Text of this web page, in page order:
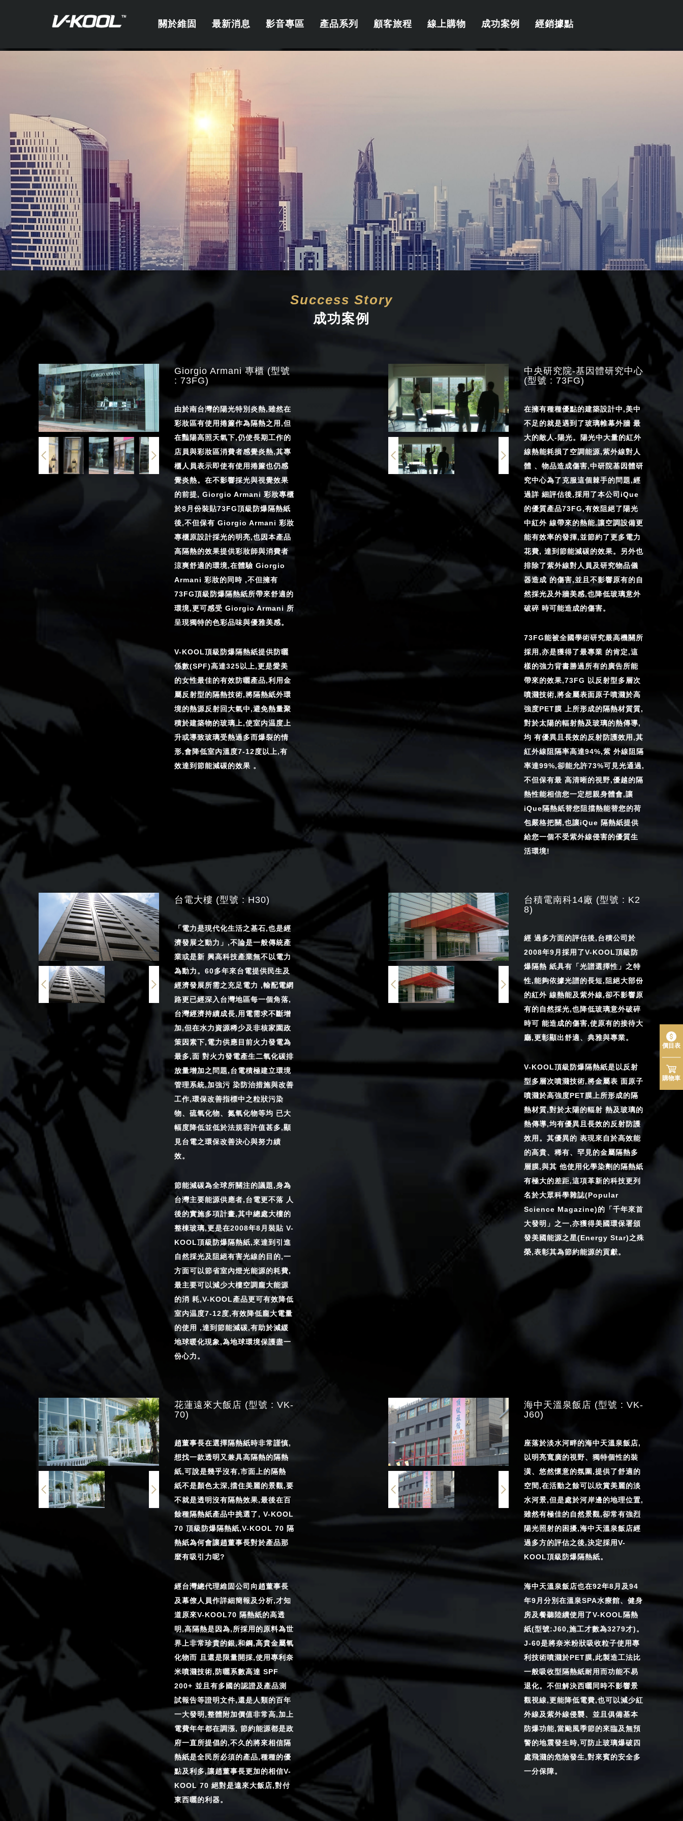
關於維固 最新消息 影音專區 產品系列 顧客旅程 線上購物 成功案例 經銷據點
Success Story
成功案例
Giorgio Armani 專櫃 (型號
: 73FG)
由於南台灣的陽光特別炎熱,雖然在
彩妝區有使用捲簾作為隔熱之用,但
在豔陽高照天氣下,仍使長期工作的
店員與彩妝區消費者感覺炎熱,其專
櫃人員表示即使有使用捲簾也仍感
覺炎熱。在不影響採光與視覺效果
的前提, Giorgio Armani 彩妝專櫃
於8月份裝貼73FG頂級防爆隔熱紙
後,不但保有 Giorgio Armani 彩妝
專櫃原設計採光的明亮,也因本產品
高隔熱的效果提供彩妝師與消費者
涼爽舒適的環境,在體驗 Giorgio
Armani 彩妝的同時 ,不但擁有
73FG頂級防爆隔熱紙所帶來舒適的
環境,更可感受 Giorgio Armani 所
呈現獨特的色彩品味與優雅美感。
V-KOOL頂級防爆隔熱紙提供防曬
係數(SPF)高達325以上,更是愛美
的女性最佳的有效防曬產品,利用金
屬反射型的隔熱技術,將隔熱紙外環
境的熱源反射回大氣中,避免熱量聚
積於建築物的玻璃上,使室内温度上
升或導致玻璃受熱過多而爆裂的情
形,會降低室內溫度7-12度以上,有
效達到節能減碳的效果 。
中央研究院-基因體研究中心
(型號 : 73FG)
在擁有種種優點的建築設計中,美中
不足的就是遇到了玻璃帷幕外牆 最
大的敵人-陽光。陽光中大量的紅外
線熱能耗損了空調能源,紫外線對人
體 、物品造成傷害,中研院基因體研
究中心為了克服這個棘手的問題,經
過詳 細評估後,採用了本公司iQue
的優質產品73FG,有效阻絕了陽光
中紅外 線帶來的熱能,讓空調設備更
能有效率的發揮,並節約了更多電力
花費, 達到節能減碳的效果。另外也
排除了紫外線對人員及研究物品儀
器造成 的傷害,並且不影響原有的自
然採光及外牆美感,也降低玻璃意外
破碎 時可能造成的傷害。
73FG能被全國學術研究最高機關所
採用,亦是獲得了最專業 的肯定,這
樣的強力背書勝過所有的廣告所能
帶來的效果,73FG 以反射型多層次
噴濺技術,將金屬表面原子噴濺於高
強度PET膜 上所形成的隔熱材質質,
對於太陽的輻射熱及玻璃的熱傳導,
均 有優異且長效的反射防護效用,其
紅外線阻隔率高達94%,紫 外線阻隔
率達99%,卻能允許73%可見光通過,
不但保有最 高清晰的視野,優越的隔
熱性能相信您一定想親身體會,讓
iQue隔熱紙替您阻擋熱能替您的荷
包嚴格把關,也讓iQue 隔熱紙提供
給您一個不受紫外線侵害的優質生
活環境!
台電大樓 (型號 : H30)
「電力是現代化生活之基石,也是經
濟發展之動力」,不論是一般傳統產
業或是新 興高科技產業無不以電力
為動力。60多年來台電提供民生及
經濟發展所需之充足電力 ,輸配電網
路更已經深入台灣地區每一個角落,
台灣經濟持續成長,用電需求不斷增
加,但在水力資源稀少及非核家園政
策因素下,電力供應目前火力發電為
最多,面 對火力發電產生二氧化碳排
放量增加之問題,台電積極建立環境
管理系統,加強污 染防治措施與改善
工作,環保改善指標中之粒狀污染
物、硫氧化物、氮氧化物等均 已大
幅度降低並低於法規容許值甚多,顯
見台電之環保改善決心與努力績
效。
節能減碳為全球所關注的議題,身為
台灣主要能源供應者,台電更不落 人
後的實施多項計畫,其中總處大樓的
整棟玻璃,更是在2008年8月裝貼 V-
KOOL頂級防爆隔熱紙,來達到引進
自然採光及阻絕有害光線的目的,一
方面可以節省室內燈光能源的耗費,
最主要可以減少大樓空調龐大能源
的消 耗,V-KOOL產品更可有效降低
室内温度7-12度,有效降低龐大電量
的使用 ,達到節能減碳,有助於減緩
地球暖化現象,為地球環境保護盡一
份心力。
台積電南科14廠 (型號 : K2
8)
經 過多方面的評估後,台積公司於
2008年9月採用了V-KOOL頂級防
爆隔熱 紙具有「光譜選擇性」之特
性,能夠依據光譜的長短,阻絕大部份
的紅外 線熱能及紫外線,卻不影響原
有的自然採光,也降低玻璃意外破碎
時可 能造成的傷害,使原有的接待大
廳,更彰顯出舒適、典雅與專業。
V-KOOL頂級防爆隔熱紙是以反射
型多層次噴濺技術,將金屬表 面原子
噴濺於高強度PET膜上所形成的隔
熱材質,對於太陽的輻射 熱及玻璃的
熱傳導,均有優異且長效的反射防護
效用。其優異的 表現來自於高效能
的高貴、稀有、罕見的金屬隔熱多
層膜,與其 他使用化學染劑的隔熱紙
有極大的差距,這項革新的科技更列
名於大眾科學雜誌(Popular
Science Magazine)的「千年來首
大發明」之一,亦獲得美國環保署頒
發美國能源之星(Energy Star)之殊
榮,表彰其為節約能源的貢獻。
花蓮遠來大飯店 (型號 : VK-
70)
趙董事長在選擇隔熱紙時非常謹慎,
想找一款透明又兼具高隔熱的隔熱
紙,可說是幾乎沒有,市面上的隔熱
紙不是顏色太深,擋住美麗的景觀,要
不就是透明沒有隔熱效果,最後在百
餘種隔熱紙產品中挑選了, V-KOOL
70 頂級防爆隔熱紙,V-KOOL 70 隔
熱紙為何會讓趙董事長對於產品那
麼有吸引力呢?
經台灣總代理維固公司向趙董事長
及幕僚人員作詳細簡報及分析,才知
道原來V-KOOL70 隔熱紙的高透
明,高隔熱是因為,所採用的原料為世
界上非常珍貴的銀,和鋼,高貴金屬氧
化物而 且還是限量開採,使用專利奈
米噴濺技術,防曬系數高達 SPF
200+ 並且有多國的認證及產品測
試報告等證明文件,還是人類的百年
一大發明,整體附加價值非常高,加上
電費年年都在調漲, 節約能源都是政
府一直所提倡的,不久的將來相信隔
熱紙是全民所必須的產品,種種的優
點及利多,讓趙董事長更加的相信V-
KOOL 70 絕對是遠來大飯店,對付
東西曬的利器。
海中天溫泉飯店 (型號 : VK-
J60)
座落於淡水河畔的海中天溫泉飯店,
以明亮寬廣的視野、獨特個性的裝
潢、悠然懷意的氛圍,提供了舒適的
空間,在活動之餘可以欣賞美麗的淡
水河景,但是處於河岸邊的地理位置,
雖然有極佳的自然景觀,卻常有強烈
陽光照射的困擾,海中天溫泉飯店經
過多方的評估之後,決定採用V-
KOOL頂級防爆隔熱紙。
海中天溫泉飯店也在92年8月及94
年9月分別在溫泉SPA水療館、健身
房及餐聽陸續使用了V-KOOL隔熱
紙(型號:J60,施工才數為3279才)。
J-60是將奈米粉狀吸收粒子使用專
利技術噴濺於PET膜,此製造工法比
一般吸收型隔熱紙耐用而功能不易
退化。不但解決西曬同時不影響景
觀視線,更能降低電費,也可以減少紅
外線及紫外線侵襲、並且俱備基本
防爆功能,當颱風季節的來臨及無預
警的地震發生時,可防止玻璃爆破四
處飛濺的危險發生,對來賓的安全多
一分保障。
價目表
購物車